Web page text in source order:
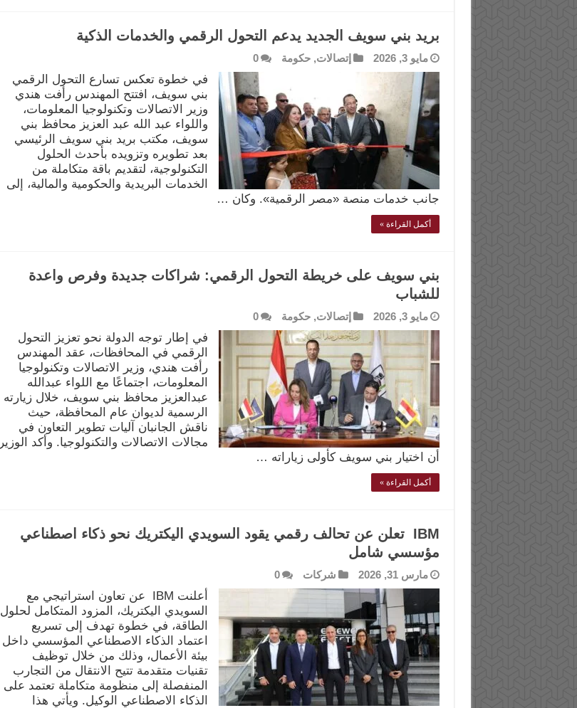
بريد بني سويف الجديد يدعم التحول الرقمي والخدمات الذكية
مايو 3, 2026 إتصالات,حكومة 0
في خطوة تعكس تسارع التحول الرقمي
بني سويف، افتتح المهندس رأفت هندي
وزير الاتصالات وتكنولوجيا المعلومات،
واللواء عبد الله عبد العزيز محافظ بني
سويف، مكتب بريد بني سويف الرئيسي
بعد تطويره وتزويده بأحدث الحلول
التكنولوجية، لتقديم باقة متكاملة من
الخدمات البريدية والحكومية والمالية، إلى
جانب خدمات منصة «مصر الرقمية». وكان …
أكمل القراءة »
بني سويف على خريطة التحول الرقمي: شراكات جديدة وفرص واعدة
للشباب
مايو 3, 2026 إتصالات,حكومة 0
في إطار توجه الدولة نحو تعزيز التحول
الرقمي في المحافظات، عقد المهندس
رأفت هندي، وزير الاتصالات وتكنولوجيا
المعلومات، اجتماعًا مع اللواء عبدالله
عبدالعزيز محافظ بني سويف، خلال زيارته
الرسمية لديوان عام المحافظة، حيث
ناقش الجانبان آليات تطوير التعاون في
مجالات الاتصالات والتكنولوجيا. وأكد الوزير
أن اختيار بني سويف كأولى زياراته …
أكمل القراءة »
IBM تعلن عن تحالف رقمي يقود السويدي اليكتريك نحو ذكاء اصطناعي
مؤسسي شامل
مارس 31, 2026 شركات 0
أعلنت IBM عن تعاون استراتيجي مع
السويدي اليكتريك، المزود المتكامل لحلول
الطاقة، في خطوة تهدف إلى تسريع
اعتماد الذكاء الاصطناعي المؤسسي داخل
بيئة الأعمال، وذلك من خلال توظيف
تقنيات متقدمة تتيح الانتقال من التجارب
المنفصلة إلى منظومة متكاملة تعتمد على
الذكاء الاصطناعي الوكيل. ويأتي هذا